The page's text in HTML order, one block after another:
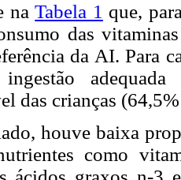
naTabela 1 que,
das
da AI. Para
das crianças
houve baixa
como